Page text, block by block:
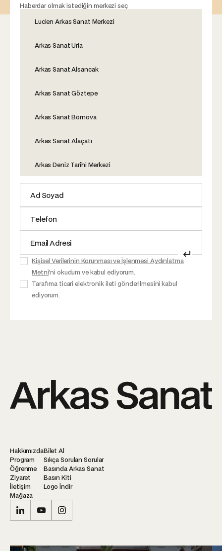
Haberdar olmak istediğin merkezi seç
Lucien Arkas Sanat Merkezi
Arkas Sanat Urla
Arkas Sanat Alsancak
Arkas Sanat Göztepe
Arkas Sanat Bornova
Arkas Sanat Alaçatı
Arkas Deniz Tarihi Merkezi
Kişisel Verilerinin Korunması ve İşlenmesi Aydınlatma
Metni'ni okudum ve kabul ediyorum.
Tarafıma ticari elektronik ileti gönderilmesini kabul
ediyorum.
↵
Hakkımızda
Program
Öğrenme
Ziyaret
İletişim
Mağaza
Bilet Al
Sıkça Sorulan Sorular
Basında Arkas Sanat
Basın Kiti
Logo İndir